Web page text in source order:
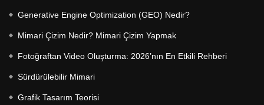
Generative Engine Optimization (GEO) Nedir?
Mimari Çizim Nedir? Mimari Çizim Yapmak
Fotoğraftan Video Oluşturma: 2026’nın En Etkili Rehberi
Sürdürülebilir Mimari
Grafik Tasarım Teorisi